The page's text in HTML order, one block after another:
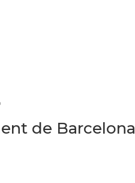
de Barcelona